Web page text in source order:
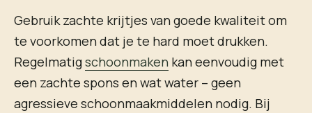
Gebruik zachte krijtjes van goede kwaliteit om
te voorkomen dat je te hard moet drukken.
Regelmatigschoonmaken kan eenvoudig met
een zachte spons en wat water – geen
agressieve schoonmaakmiddelen nodig. Bij